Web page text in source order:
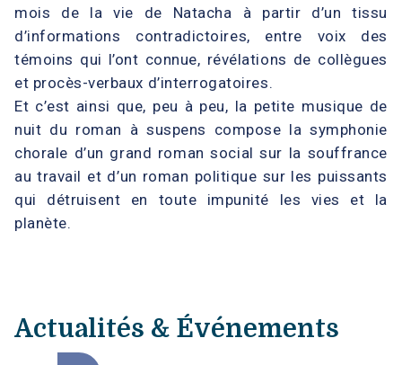
mois de la vie de Natacha à partir d’un tissu
d’informations contradictoires, entre voix des
témoins qui l’ont connue, révélations de collègues
et procès-verbaux d’interrogatoires.
Et c’est ainsi que, peu à peu, la petite musique de
nuit du roman à suspens compose la symphonie
chorale d’un grand roman social sur la souffrance
au travail et d’un roman politique sur les puissants
qui détruisent en toute impunité les vies et la
planète.
Actualités & Événements